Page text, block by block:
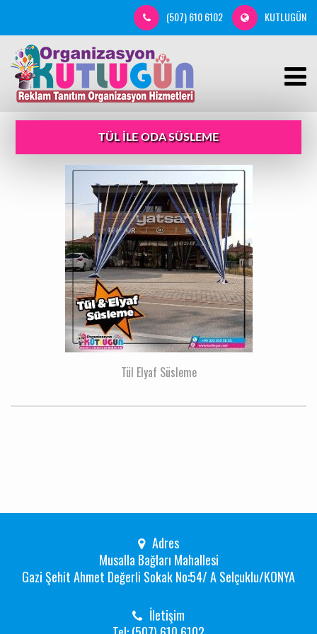
(507) 610 6102 KUTLUGÜN
TÜL ILE ODA SÜSLEME
Tül Elyaf Süsleme
Adres
Musalla Bağları Mahallesi
Gazi Şehit Ahmet Değerli Sokak No:54/ A Selçuklu/KONYA
İletişim